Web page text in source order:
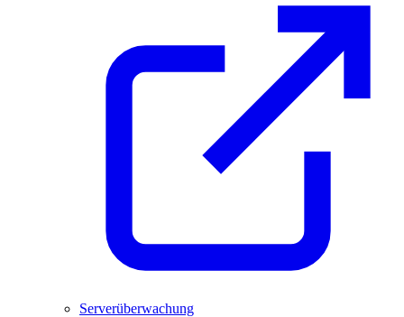
Serverüberwachung